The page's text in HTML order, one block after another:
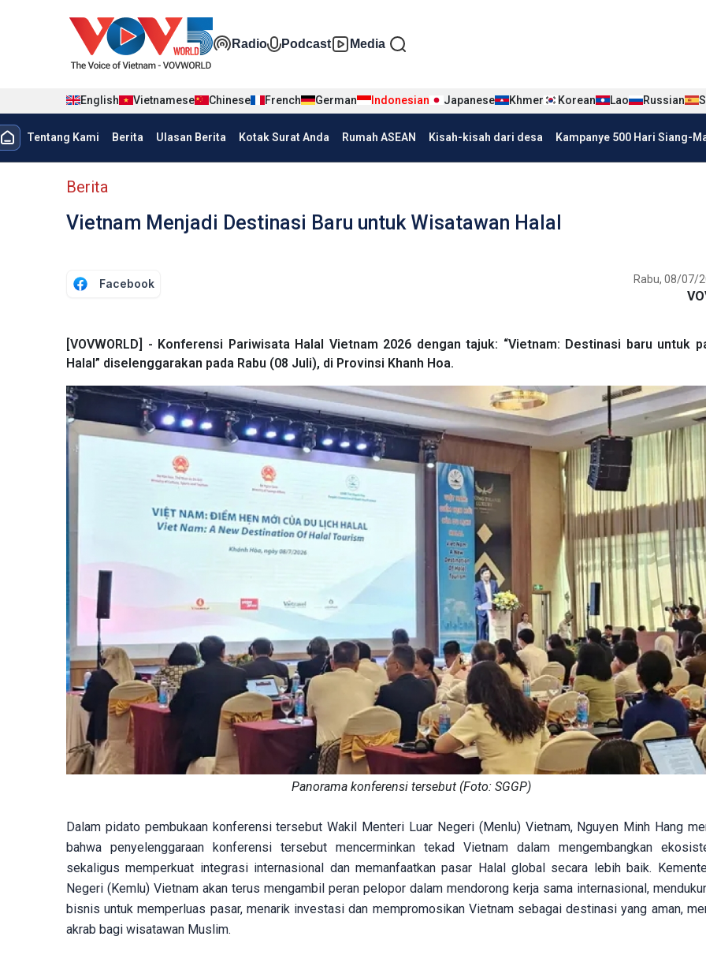
Đa phương tiện tiếng Indo
Radio Podcast Media
English Vietnamese Chinese French German Indonesian Japanese Khmer Korean Lao Russian
menu trang chủ tiếng Indo
Tentang Kami Berita Ulasan Berita Kotak Surat Anda Rumah ASEAN Kisah-kisah dari desa Kampanye 500 Hari Siang-
menu phụ tiếng Indo
Berita
Vietnam Menjadi Destinasi Baru untuk Wisatawan Halal
Facebook Rabu, 08/07/
[VOVWORLD] - Konferensi Pariwisata Halal Vietnam 2026 dengan tajuk: “Vietnam: Destinasi baru untuk
Halal” diselenggarakan pada Rabu (08 Juli), di Provinsi Khanh Hoa.
Panorama konferensi tersebut (Foto: SGGP)
Dalam pidato pembukaan konferensi tersebut Wakil Menteri Luar Negeri (Menlu) Vietnam, Nguyen Minh Hang
bahwa penyelenggaraan konferensi tersebut mencerminkan tekad Vietnam dalam mengembangkan
sekaligus memperkuat integrasi internasional dan memanfaatkan pasar Halal global secara lebih baik.
Negeri (Kemlu) Vietnam akan terus mengambil peran pelopor dalam mendorong kerja sama internasional,
bisnis untuk memperluas pasar, menarik investasi dan mempromosikan Vietnam sebagai destinasi yang aman,
akrab bagi wisatawan Muslim.